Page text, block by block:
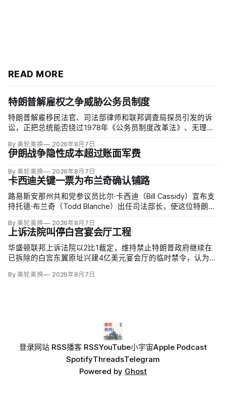
READ MORE
特朗普解雇权之争威胁公务员制度
特朗普解雇移民法官、司法部律师和联邦调查局探员引发的诉
讼，正把总统能否绕过1978年《公务员制度改革法》、无理由
天将全院审理两名前移民法官梅根·杰克勒（Megan Jackler）
和布兰登·贾罗赫（Brandon Jaroc…
By 美轮美换 2026年8月7日
伊朗战争隐性成本超过账面军费
By 美轮美换 2026年8月7日
卡西迪关键一票为布兰奇确认铺路
路易斯安那州共和党参议员比尔·卡西迪（Bill Cassidy）宣布支
持托德·布兰奇（Todd Blanche）出任司法部长，使这位特朗普
By 美轮美换 2026年8月7日
上诉法院叫停白宫宴会厅工程
华盛顿联邦上诉法院以2比1裁定，维持禁止特朗普政府继续在
已拆除的白宫东翼原址兴建4亿美元宴会厅的临时禁令，认为该
保护信托去年起诉称，政府未获国会许可便拆除东翼并开建约9
By 美轮美换 2026年8月7日
登录网站 RSS播客 RSSYouTube小宇宙Apple Podcast
SpotifyThreadsTelegram
Powered by Ghost